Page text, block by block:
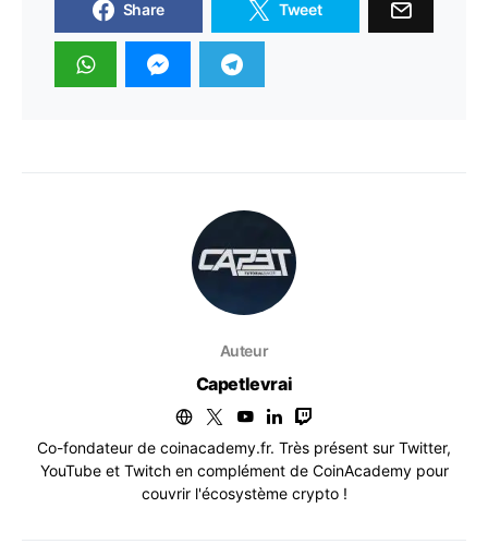
Share Tweet
Auteur
Capetlevrai
Co-fondateur de coinacademy.fr. Très présent sur Twitter,
YouTube et Twitch en complément de CoinAcademy pour
couvrir l'écosystème crypto !